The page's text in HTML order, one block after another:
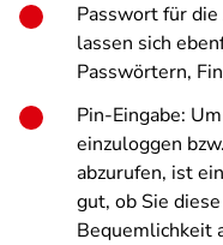
Passwort für
lassen sich
Passwörtern,
Pin-Eingabe:
einzuloggen
abzurufen, ist
gut, ob Sie
Bequemlichkeit